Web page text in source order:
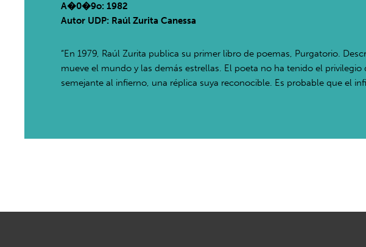
A�0�9o: 1982
Autor UDP: Raúl Zurita Canessa
“En 1979, Raúl Zurita publica su primer libro de poemas, Purgatorio.
mueve el mundo y las demás estrellas. El poeta no ha tenido el
semejante al infierno, una réplica suya reconocible. Es probable que el